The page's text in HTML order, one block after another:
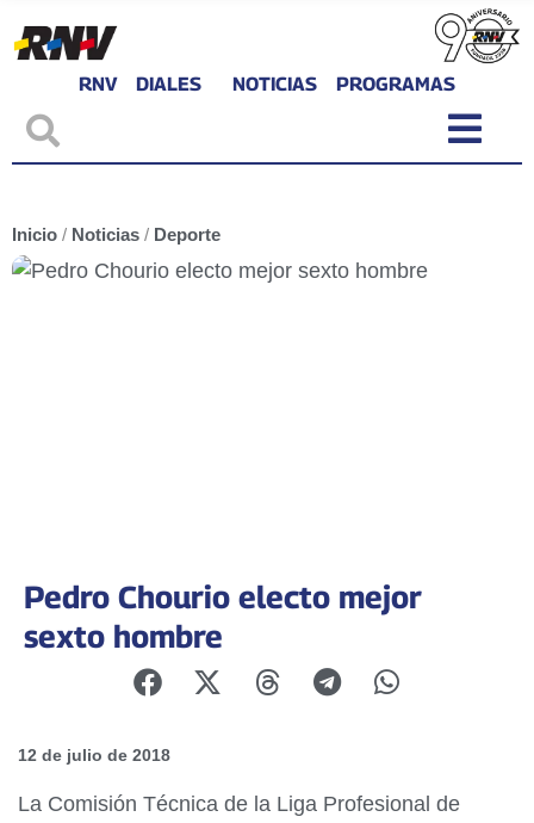
RNV DIALES NOTICIAS PROGRAMAS
Inicio / Noticias / Deporte
Pedro Chourio electo mejor
sexto hombre
12 de julio de 2018
La Comisión Técnica de la Liga Profesional de